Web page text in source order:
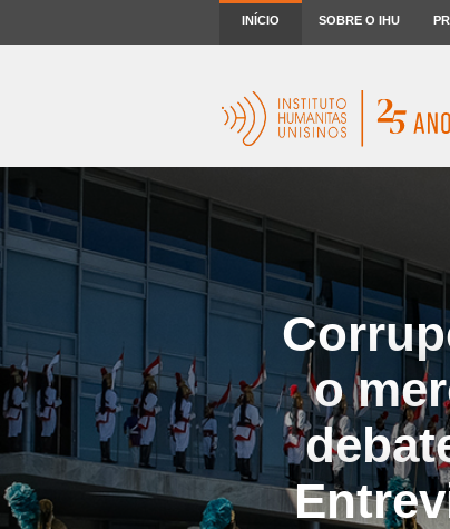
INÍCIO SOBRE O IHU
o